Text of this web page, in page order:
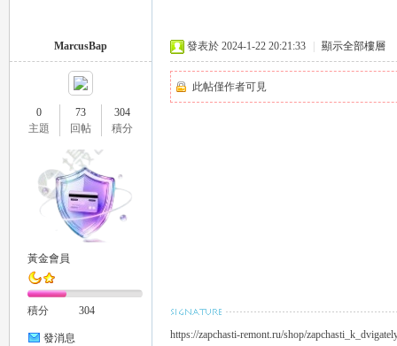
MarcusBap
0
主題
73
回帖
304
積分
黃金會員
積分 304
發消息
發表於 2024-1-22 20:21:33 顯示全部樓層
此帖僅作者可見
https://zapchasti-remont.ru/shop/